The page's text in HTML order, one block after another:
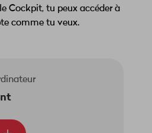
Cockpit, tu peux accéder à
comme tu veux.